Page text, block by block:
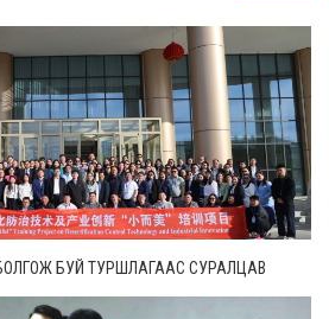
БУЙ ТУРШЛАГААС СУРАЛЦАВ